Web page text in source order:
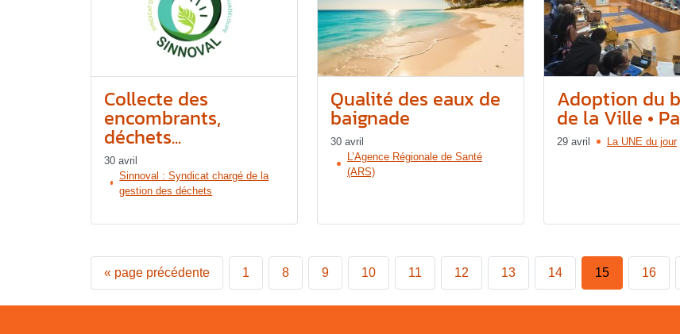
Collecte des
encombrants,
déchets...
30 avril
Sinnoval : Syndicat chargé de la
gestion des déchets
Qualité des eaux de
baignade
30 avril
L’Agence Régionale de Santé
(ARS)
Adoption du
de la Ville •
29 avril La UNE du jour
« page précédente 1 8 9 10 11 12 13 14 15 16